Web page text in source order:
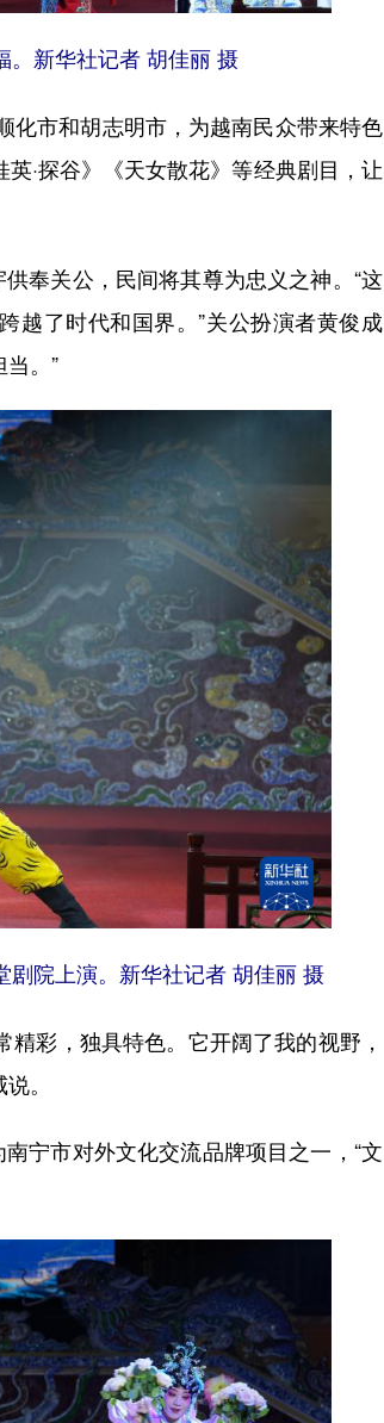
新华社记者 胡佳丽 摄
市和胡志明市，为越南民众带来特色
·探谷》《天女散花》等经典剧目，让
奉关公，民间将其尊为忠义之神。“这
越了时代和国界。”关公扮演者黄俊成
。”
院上演。新华社记者 胡佳丽 摄
彩，独具特色。它开阔了我的视野，
。
宁市对外文化交流品牌项目之一，“文